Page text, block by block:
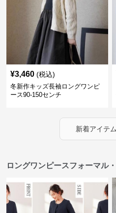
¥3,460 (税込)
冬新作キッズ長袖ロングワンピ
ース90-150センチ
新着アイテ
ロングワンピースフォーマル